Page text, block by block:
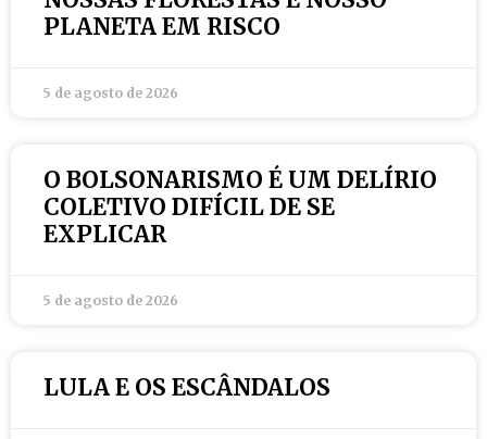
PLANETA EM RISCO
5 de agosto de 2026
O BOLSONARISMO É UM DELÍRIO
COLETIVO DIFÍCIL DE SE
EXPLICAR
5 de agosto de 2026
LULA E OS ESCÂNDALOS